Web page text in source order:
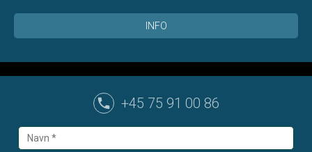
INFO
+45 75 91 00 86